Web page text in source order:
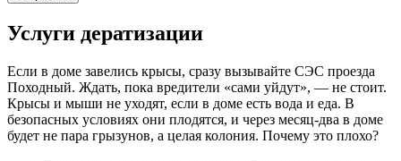
Услуги дератизации
Если в доме завелись крысы, сразу вызывайте СЭС проезда
Походный. Ждать, пока вредители «сами уйдут», — не стоит.
Крысы и мыши не уходят, если в доме есть вода и еда. В
безопасных условиях они плодятся, и через месяц-два в доме
будет не пара грызунов, а целая колония. Почему это плохо?